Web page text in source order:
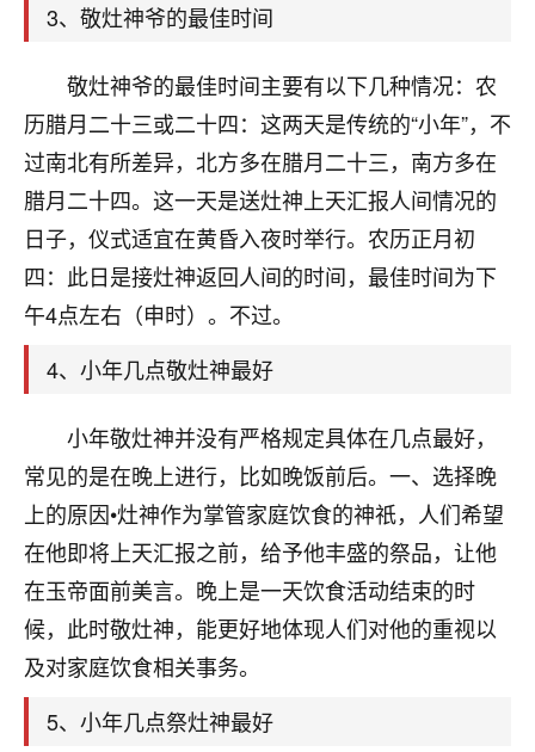
3、敬灶神爷的最佳时间
敬灶神爷的最佳时间主要有以下几种情况：农
历腊月二十三或二十四：这两天是传统的“小年”，不
过南北有所差异，北方多在腊月二十三，南方多在
腊月二十四。这一天是送灶神上天汇报人间情况的
日子，仪式适宜在黄昏入夜时举行。农历正月初
四：此日是接灶神返回人间的时间，最佳时间为下
午4点左右（申时）。不过。
4、小年几点敬灶神最好
小年敬灶神并没有严格规定具体在几点最好，
常见的是在晚上进行，比如晚饭前后。一、选择晚
上的原因•灶神作为掌管家庭饮食的神祇，人们希望
在他即将上天汇报之前，给予他丰盛的祭品，让他
在玉帝面前美言。晚上是一天饮食活动结束的时
候，此时敬灶神，能更好地体现人们对他的重视以
及对家庭饮食相关事务。
5、小年几点祭灶神最好
17分钟前 来自湖北
心若莲花
我是做餐饮的，这两年，生意屡屡受挫，店开一家关
一家，要么生意不好，生意好的就出事。前些年攒的
家底快败光了，真是倒霉！我也想找人看看到底怎么
回事？
鹿森：你可以找老师看看，人有时不服命不行
啊！
太阳当空赵：我也做餐饮的，生意不算大，但
是我从找店开始都是找慧来老师跟进的，选
址、风水、还有开业日子，哪哪都看了，虽然
大环境不好，但是我家生意还可以，前几天又
2小时前 来自海南 18
梦醒时分
我女儿高二叛逆，大半年不上学，一说她就要死要活
的，把我们两口子愁的不行，朋友给我推荐的慧来老
师，一开始我是病急乱投医，这半年来，法事一个个
做完，我女儿跟变了个人一样，不期望她能考多好的
大学，只要能安安稳稳的把书读了，身体心理都健健